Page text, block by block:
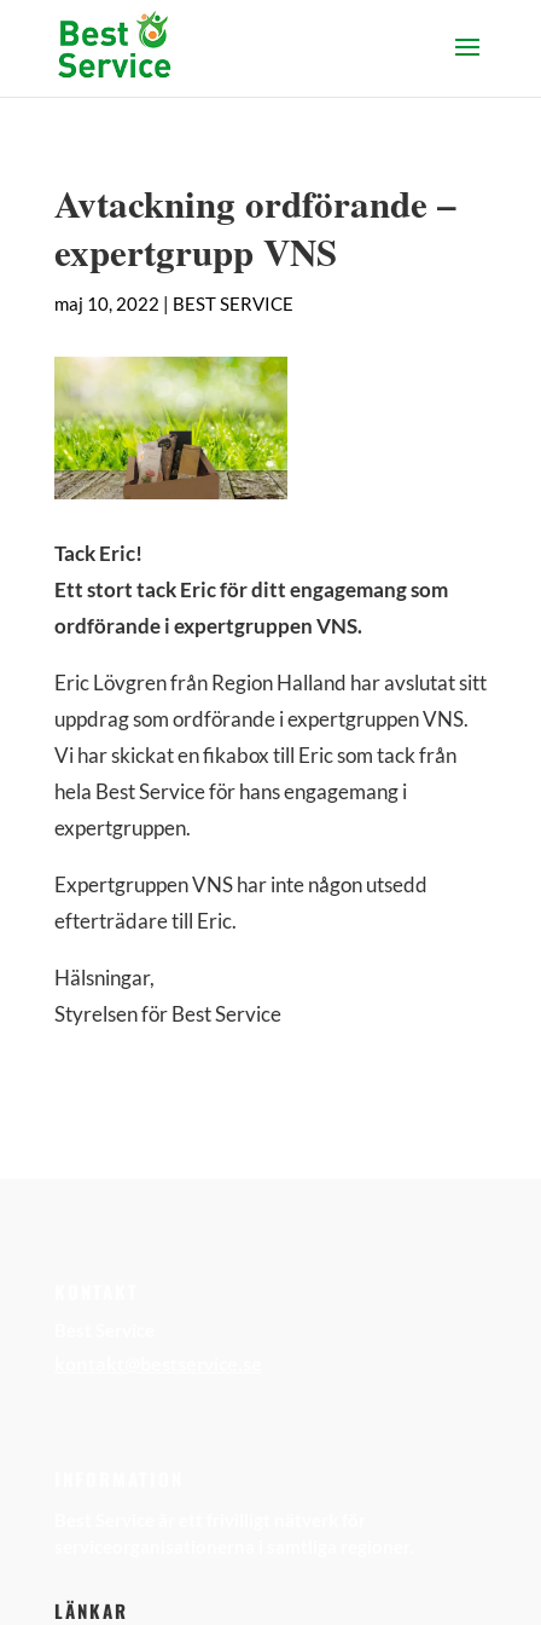
Avtackning ordförande –
expertgrupp VNS
maj 10, 2022 | BEST SERVICE
Tack Eric!
Ett stort tack Eric för ditt engagemang som
ordförande i expertgruppen VNS.
Eric Lövgren från Region Halland har avslutat sitt
uppdrag som ordförande i expertgruppen VNS.
Vi har skickat en fikabox till Eric som tack från
hela Best Service för hans engagemang i
expertgruppen.
Expertgruppen VNS har inte någon utsedd
efterträdare till Eric.
Hälsningar,
Styrelsen för Best Service
LÄNKAR